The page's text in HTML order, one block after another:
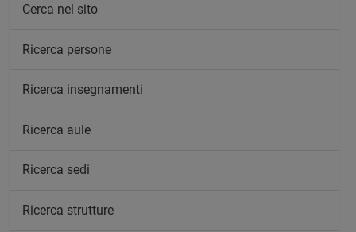
Cerca nel sito
Ricerca persone
Ricerca insegnamenti
Ricerca aule
Ricerca sedi
Ricerca strutture